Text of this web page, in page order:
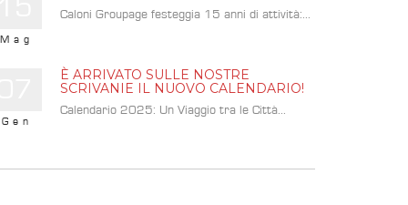
Mag
Caloni Groupage festeggia 15 anni di attività:...
Gen
È ARRIVATO SULLE NOSTRE
SCRIVANIE IL NUOVO CALENDARIO!
Calendario 2025: Un Viaggio tra le Città...